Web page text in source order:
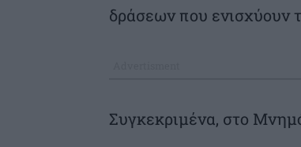
δράσεων που ενισχύουν
Συγκεκριμένα, στο